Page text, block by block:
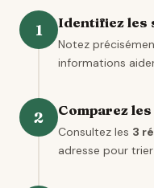
1 Identifiez les
Notez
informations
2 Comparez
Consultez les 3
adresse pour